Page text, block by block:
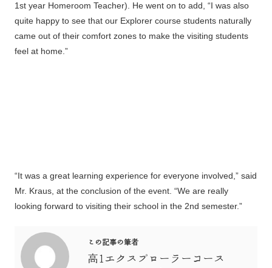
1st year Homeroom Teacher). He went on to add, “I was also
quite happy to see that our Explorer course students naturally
came out of their comfort zones to make the visiting students
feel at home.”
“It was a great learning experience for everyone involved,” said
Mr. Kraus, at the conclusion of the event. “We are really
looking forward to visiting their school in the 2nd semester.”
この記事の筆者
高1エクスプローラーコース